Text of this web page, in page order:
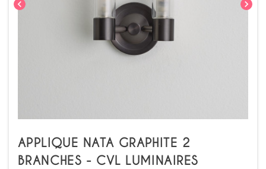
chevron_left chevron_right
APPLIQUE NATA GRAPHITE 2
BRANCHES - CVL LUMINAIRES